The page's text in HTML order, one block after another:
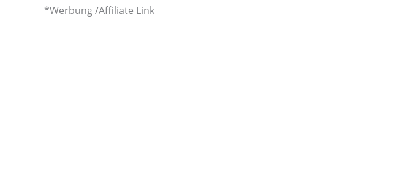
*Werbung /Affiliate Link